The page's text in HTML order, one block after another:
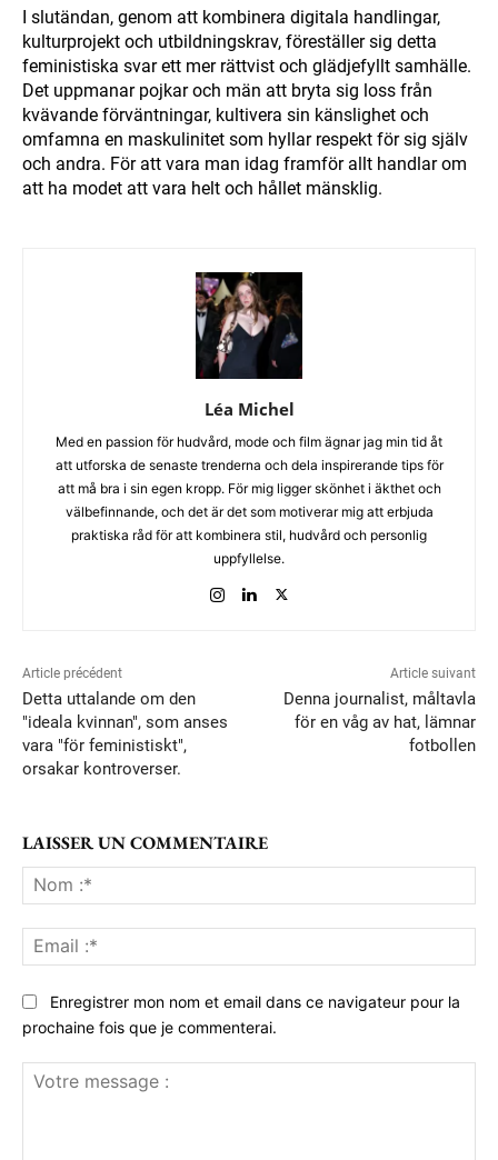
I slutändan, genom att kombinera digitala handlingar,
kulturprojekt och utbildningskrav, föreställer sig detta
feministiska svar ett mer rättvist och glädjefyllt samhälle.
Det uppmanar pojkar och män att bryta sig loss från
kvävande förväntningar, kultivera sin känslighet och
omfamna en maskulinitet som hyllar respekt för sig själv
och andra. För att vara man idag framför allt handlar om
att ha modet att vara helt och hållet mänsklig.
Léa Michel
Med en passion för hudvård, mode och film ägnar jag min tid åt
att utforska de senaste trenderna och dela inspirerande tips för
att må bra i sin egen kropp. För mig ligger skönhet i äkthet och
välbefinnande, och det är det som motiverar mig att erbjuda
praktiska råd för att kombinera stil, hudvård och personlig
uppfyllelse.
Article précédent
Detta uttalande om den
"ideala kvinnan", som anses
vara "för feministiskt",
orsakar kontroverser.
Article suivant
Denna journalist, måltavla
för en våg av hat, lämnar
fotbollen
LAISSER UN COMMENTAIRE
:*
:*
Enregistrer mon nom et email dans ce navigateur pour la
prochaine fois que je commenterai.